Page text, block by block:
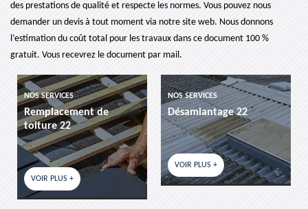
des prestations de qualité et respecte les normes. Vous pouvez nous
demander un devis à tout moment via notre site web. Nous donnons
l’estimation du coût total pour les travaux dans ce document 100 %
gratuit. Vous recevrez le document par mail.
de
NOS SERVICES
Désamiantage 22
VOIR PLUS +
NOS SERVICES
etancheite de
VOIR PLUS +